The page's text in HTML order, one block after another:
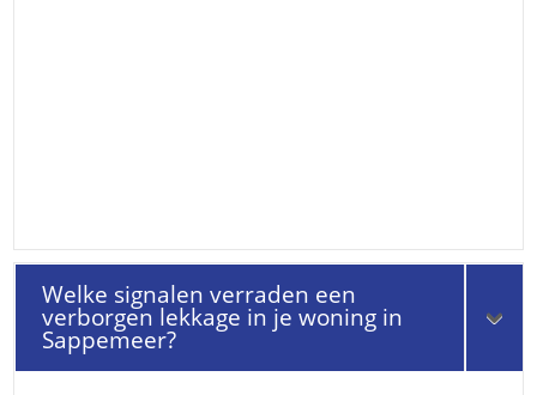
Welke signalen verraden een
verborgen lekkage in je woning in
Sappemeer?